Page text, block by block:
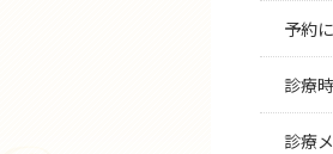
予約
診療
診療